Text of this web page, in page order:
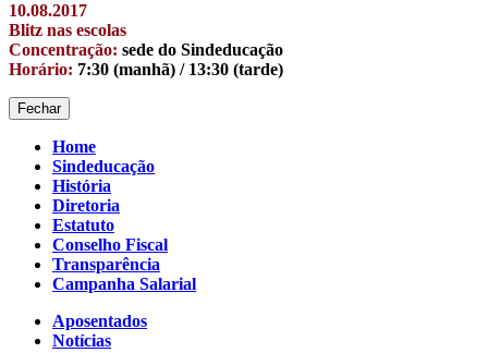
10.08.2017
Blitz nas escolas
Concentração: sede do Sindeducação
Horário: 7:30 (manhã) / 13:30 (tarde)
Fechar
Home
Sindeducação
História
Diretoria
Estatuto
Conselho Fiscal
Transparência
Campanha Salarial
Aposentados
Notícias